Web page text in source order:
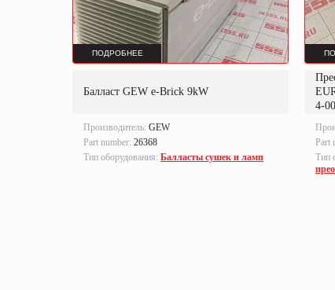
ПОДРОБНЕЕ
Балласт GEW e-Brick 9kW
Производитель: GEW
Part number: 26368
Тип оборудования: Балласты сушек и ламп
4-00
Part
Тип